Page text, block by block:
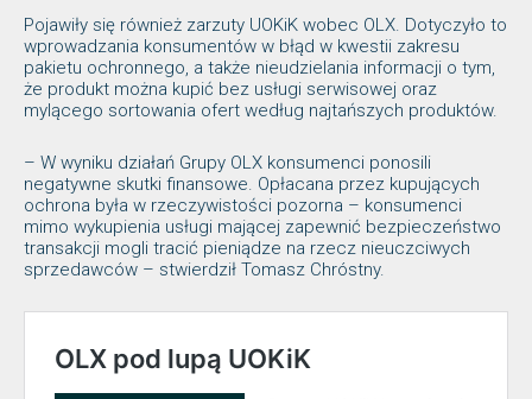
Pojawiły się również zarzuty UOKiK wobec OLX. Dotyczyło to
wprowadzania konsumentów w błąd w kwestii zakresu
pakietu ochronnego, a także nieudzielania informacji o tym,
że produkt można kupić bez usługi serwisowej oraz
mylącego sortowania ofert według najtańszych produktów.
– W wyniku działań Grupy OLX konsumenci ponosili
negatywne skutki finansowe. Opłacana przez kupujących
ochrona była w rzeczywistości pozorna – konsumenci
mimo wykupienia usługi mającej zapewnić bezpieczeństwo
transakcji mogli tracić pieniądze na rzecz nieuczciwych
sprzedawców – stwierdził Tomasz Chróstny.